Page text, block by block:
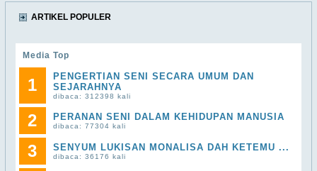
ARTIKEL POPULER
Media Top
1
PENGERTIAN SENI SECARA UMUM DAN
SEJARAHNYA
dibaca: 312398 kali
2 PERANAN SENI DALAM KEHIDUPAN MANUSIA
dibaca: 77304 kali
3 SENYUM LUKISAN MONALISA DAH KETEMU ...
dibaca: 36176 kali